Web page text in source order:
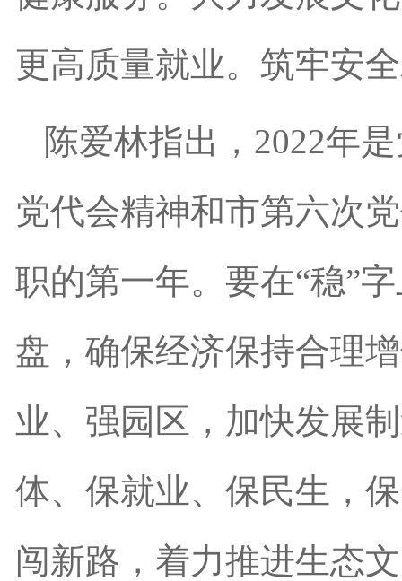
更高质量就业。筑牢安
陈爱林指出，2022年
党代会精神和市第六次
职的第一年。要在“稳”
盘，确保经济保持合理
业、强园区，加快发展
体、保就业、保民生，
闯新路，着力推进生态